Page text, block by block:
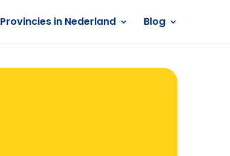
Provincies in Nederland Blog